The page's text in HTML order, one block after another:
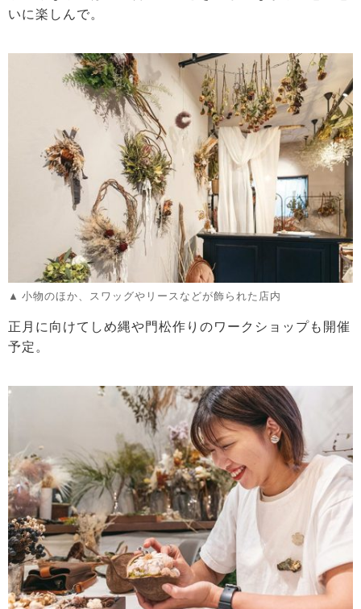
いに楽しんで。
小物のほか、スワッグやリースなどが飾られた店内
正月に向けてしめ縄や門松作りのワークショップも開催
予定。